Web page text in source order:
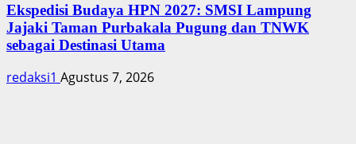
Ekspedisi Budaya HPN 2027: SMSI Lampung
Jajaki Taman Purbakala Pugung dan TNWK
sebagai Destinasi Utama
redaksi1 Agustus 7, 2026